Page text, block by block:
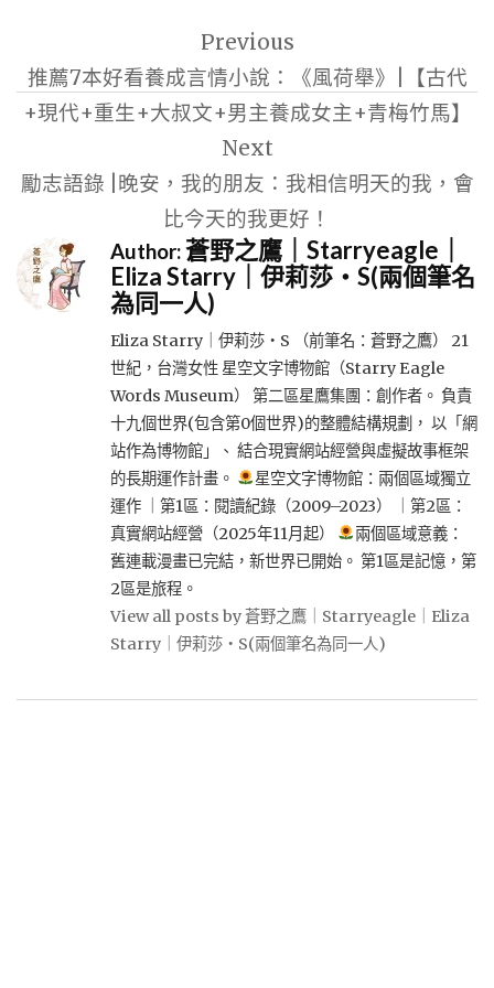
導
覽
Previous
推薦7本好看養成言情小說：《風荷舉》|【古代
+現代+重生+大叔文+男主養成女主+青梅竹馬】
Next
勵志語錄 |晚安，我的朋友：我相信明天的我，會
比今天的我更好！
Author:蒼野之鷹｜Starryeagle｜
Eliza Starry｜伊莉莎・S(兩個筆名
為同一人)
Eliza Starry｜伊莉莎・S （前筆名：蒼野之鷹） 21
世紀，台灣女性 星空文字博物館（Starry Eagle
Words Museum） 第二區星鷹集團：創作者。 負責
十九個世界(包含第0個世界)的整體結構規劃， 以「網
站作為博物館」、 結合現實網站經營與虛擬故事框架
的長期運作計畫。
星空文字博物館：兩個區域獨立
運作 ｜第1區：閱讀紀錄（2009–2023） ｜第2區：
真實網站經營（2025年11月起）
兩個區域意義：
舊連載漫畫已完結，新世界已開始。 第1區是記憶，第
2區是旅程。
View all posts by 蒼野之鷹｜Starryeagle｜Eliza
Starry｜伊莉莎・S(兩個筆名為同一人)